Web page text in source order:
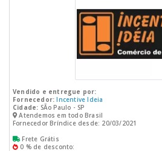
Vendido e entregue por:
Fornecedor: Incentive Ideia
Cidade: SÃo Paulo - SP
Atendemos em todo Brasil
Fornecedor Bríndice desde: 20/03/2021
Frete Grátis
0 % de desconto: